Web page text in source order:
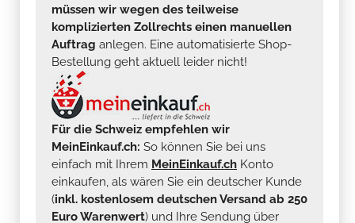
müssen wir wegen des teilweise
komplizierten Zollrechts einen manuellen
Auftrag anlegen. Eine automatisierte Shop-
Bestellung geht aktuell leider nicht!
Für die Schweiz empfehlen wir
MeinEinkauf.ch: So können Sie bei uns
einfach mit Ihrem MeinEinkauf.ch Konto
einkaufen, als wären Sie ein deutscher Kunde
(inkl. kostenlosem deutschen Versand ab 250
Euro Warenwert) und Ihre Sendung über